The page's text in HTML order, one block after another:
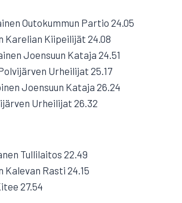
Outokummun Partio 24.05
Karelian Kiipeilijät 24.08
Joensuun Kataja 24.51
Urheilijat 25.17
Joensuun Kataja 26.24
Urheilijat 26.32
Tullilaitos 22.49
Kalevan Rasti 24.15
27.54